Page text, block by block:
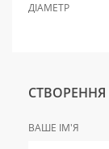
ДІАМЕТР
СТВОРЕННЯ
ВАШЕ ІМ'Я